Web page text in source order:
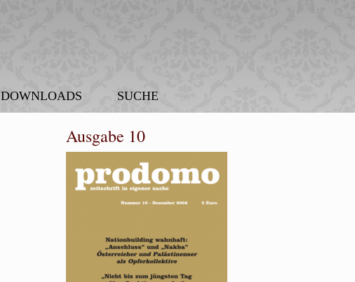
DOWNLOADS SUCHE
Ausgabe 10